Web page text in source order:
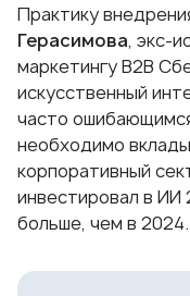
Практику
Герасимова, экс-
маркетингу B2B
искусственный
часто
необходимо
корпоративный
инвестировал в ИИ
больше, чем в 2024.